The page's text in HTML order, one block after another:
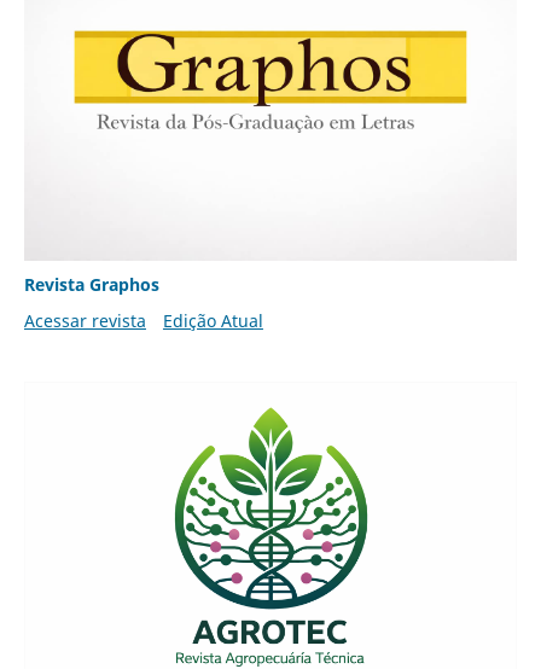
Revista Graphos
Acessar revista
Edição Atual